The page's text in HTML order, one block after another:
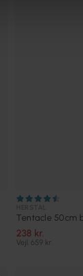
Tentacle 50cm
238 kr.
Vejl. 659 kr.